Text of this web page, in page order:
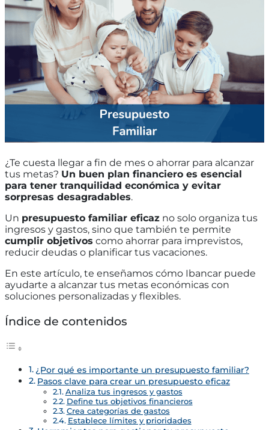
¿Te cuesta llegar a fin de mes o ahorrar para alcanzar
tus metas? Un buen plan financiero es esencial
para tener tranquilidad económica y evitar
sorpresas desagradables.
Un presupuesto familiar eficaz no solo organiza tus
ingresos y gastos, sino que también te permite
cumplir objetivos como ahorrar para imprevistos,
reducir deudas o planificar tus vacaciones.
En este artículo, te enseñamos cómo Ibancar puede
ayudarte a alcanzar tus metas económicas con
soluciones personalizadas y flexibles.
Índice de contenidos
¿Por qué es importante un presupuesto familiar?
Pasos clave para crear un presupuesto eficaz
Analiza tus ingresos y gastos
Define tus objetivos financieros
Crea categorías de gastos
Establece límites y prioridades